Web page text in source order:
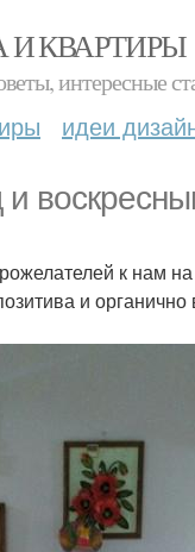
И КВАРТИРЫ
интересные
идеи
к нам
и